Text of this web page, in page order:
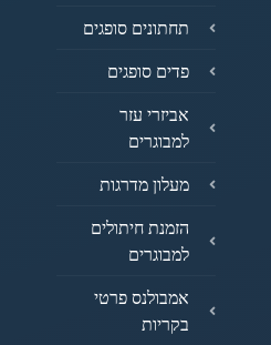
תחתונים סופגים
פדים סופגים
אביזרי עזר
למבוגרים
מעלון מדרגות
הזמנת חיתולים
למבוגרים
אמבולנס פרטי
בקריות